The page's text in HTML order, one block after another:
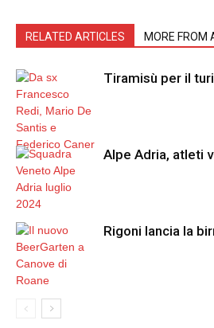
RELATED ARTICLES MORE FROM
Tiramisù per il
Alpe Adria, atleti
Rigoni lancia la